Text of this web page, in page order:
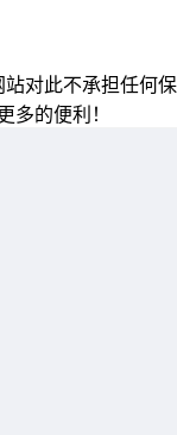
对此不承担任何保
的便利！